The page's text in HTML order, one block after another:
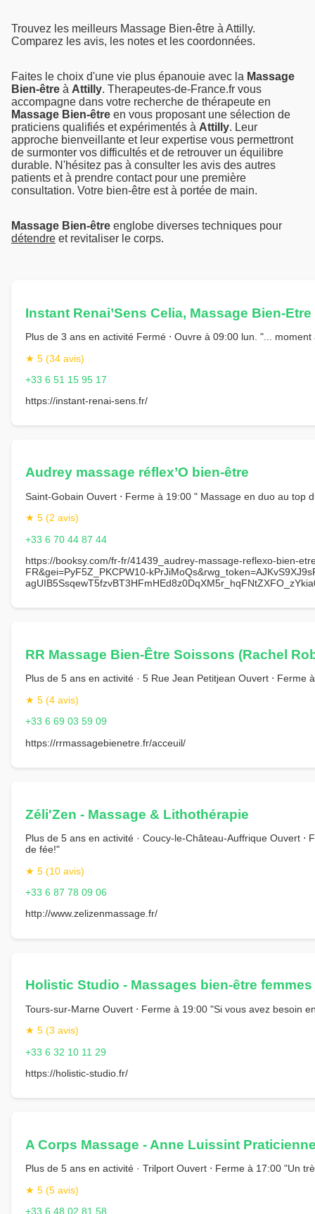
Trouvez les meilleurs Massage Bien-être à Attilly.
Comparez les avis, les notes et les coordonnées.
Faites le choix d'une vie plus épanouie avec la Massage
Bien-être à Attilly. Therapeutes-de-France.fr vous
accompagne dans votre recherche de thérapeute en
Massage Bien-être en vous proposant une sélection de
praticiens qualifiés et expérimentés à Attilly. Leur
approche bienveillante et leur expertise vous permettront
de surmonter vos difficultés et de retrouver un équilibre
durable. N'hésitez pas à consulter les avis des autres
patients et à prendre contact pour une première
consultation. Votre bien-être est à portée de main.
Massage Bien-être englobe diverses techniques pour
détendre et revitaliser le corps.
Instant Renai’Sens Celia, Massage Bien-Etre
Plus de 3 ans en activité Fermé ⋅ Ouvre à 09:00 lun. "...
★ 5 (34 avis)
+33 6 51 15 95 17
https://instant-renai-sens.fr/
Audrey massage réflex’O bien-être
Saint-Gobain Ouvert ⋅ Ferme à 19:00 " Massage en duo au top
★ 5 (2 avis)
+33 6 70 44 87 44
https://booksy.com/fr-fr/41439_audrey-massage-reflexo-bien-
FR&gei=PyF5Z_PKCPW10-
RR Massage Bien-Être Soissons (Rachel
Plus de 5 ans en activité · 5 Rue Jean Petitjean Ouvert ⋅
★ 5 (4 avis)
+33 6 69 03 59 09
https://rrmassagebienetre.fr/acceuil/
Zéli'Zen - Massage & Lithothérapie
Plus de 5 ans en activité · Coucy-le-Château-Auffrique Ouvert
de fée!"
★ 5 (10 avis)
+33 6 87 78 09 06
http://www.zelizenmassage.fr/
Holistic Studio - Massages bien-être femmes
Tours-sur-Marne Ouvert ⋅ Ferme à 19:00 "Si vous avez besoin
★ 5 (3 avis)
+33 6 32 10 11 29
https://holistic-studio.fr/
A Corps Massage - Anne Luissint
Plus de 5 ans en activité · Trilport Ouvert ⋅ Ferme à 17:00 "Un
★ 5 (5 avis)
+33 6 48 02 81 58